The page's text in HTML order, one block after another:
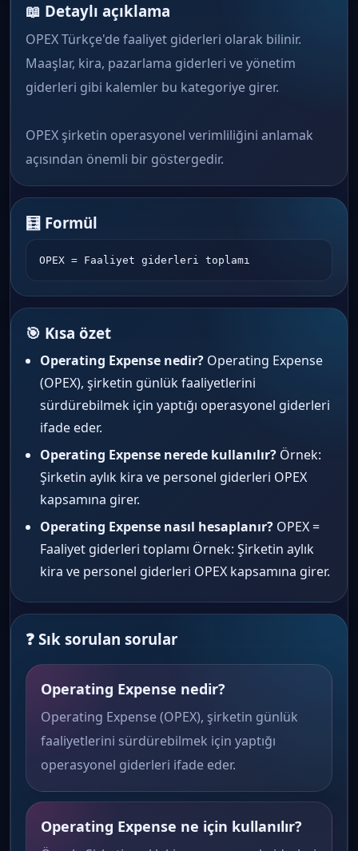
📖 Detaylı açıklama
OPEX Türkçe'de faaliyet giderleri olarak bilinir.
Maaşlar, kira, pazarlama giderleri ve yönetim
giderleri gibi kalemler bu kategoriye girer.
OPEX şirketin operasyonel verimliliğini anlamak
açısından önemli bir göstergedir.
🧮 Formül
OPEX = Faaliyet giderleri toplamı
🎯 Kısa özet
Operating Expense nedir? Operating Expense
(OPEX), şirketin günlük faaliyetlerini
sürdürebilmek için yaptığı operasyonel giderleri
ifade eder.
Operating Expense nerede kullanılır? Örnek:
Şirketin aylık kira ve personel giderleri OPEX
kapsamına girer.
Operating Expense nasıl hesaplanır? OPEX =
Faaliyet giderleri toplamı Örnek: Şirketin aylık
kira ve personel giderleri OPEX kapsamına girer.
❓ Sık sorulan sorular
Operating Expense nedir?
Operating Expense (OPEX), şirketin günlük
faaliyetlerini sürdürebilmek için yaptığı
operasyonel giderleri ifade eder.
Operating Expense ne için kullanılır?